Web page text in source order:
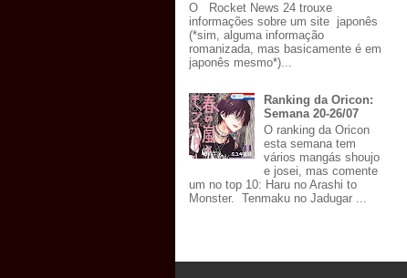
O Rocket News 24 trouxe
informações sobre um site japonês
(*sim, alguma informação
romanizada, mas basicamente é em
japonês mesmo*)...
Ranking da Oricon:
Semana 20-26/07
O ranking da Oricon
esta semana tem
vários mangás shoujo
e josei, mas comente
um no top 10: Haru no Arashi to
Monster. Tenmaku no Jadugar ...